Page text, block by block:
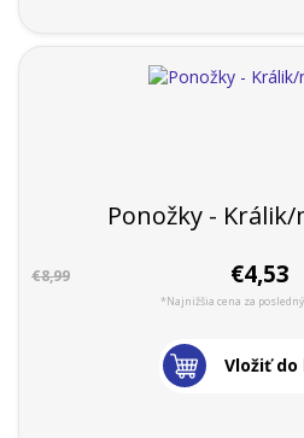
Ponožky -
€8,99 €4,53
*Najnižšia cena za
Vložiť do